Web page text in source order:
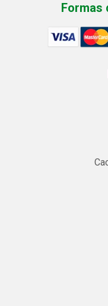
Formas